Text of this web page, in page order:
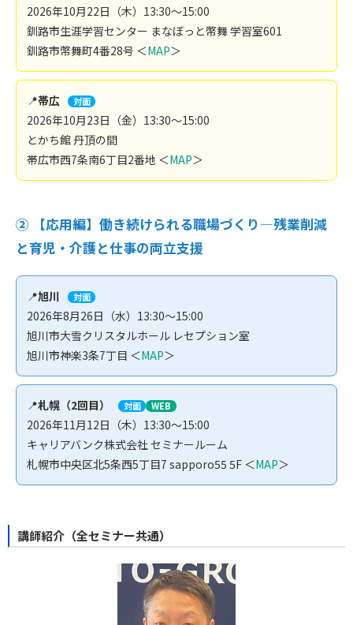
2026年10月22日（木）13:30～15:00
釧路市生涯学習センター まなぼっと幣舞 学習室601
釧路市幣舞町4番28号 ＜MAP＞
📍帯広 対面
2026年10月23日（金）13:30～15:00
とかち館 丹頂の間
帯広市西7条南6丁目2番地 ＜MAP＞
② 【応用編】 働き続けられる職場づくり―残業削減
と育児・介護と仕事の両立支援
📍旭川 対面
2026年8月26日（水）13:30～15:00
旭川市大雪クリスタルホール レセプション室
旭川市神楽3条7丁目 ＜MAP＞
📍札幌（2回目） 対面 WEB
2026年11月12日（木）13:30～15:00
キャリアバンク株式会社 セミナールーム
札幌市中央区北5条西5丁目7 sapporo55 5F ＜MAP＞
講師紹介（全セミナー共通）